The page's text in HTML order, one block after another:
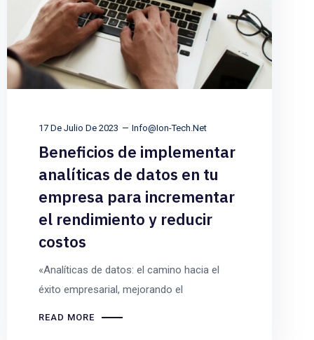
17 De Julio De 2023 Info@ion-Tech.net
Beneficios de implementar
analíticas de datos en tu
empresa para incrementar
el rendimiento y reducir
costos
«Analíticas de datos: el camino hacia el
éxito empresarial, mejorando el
READ MORE